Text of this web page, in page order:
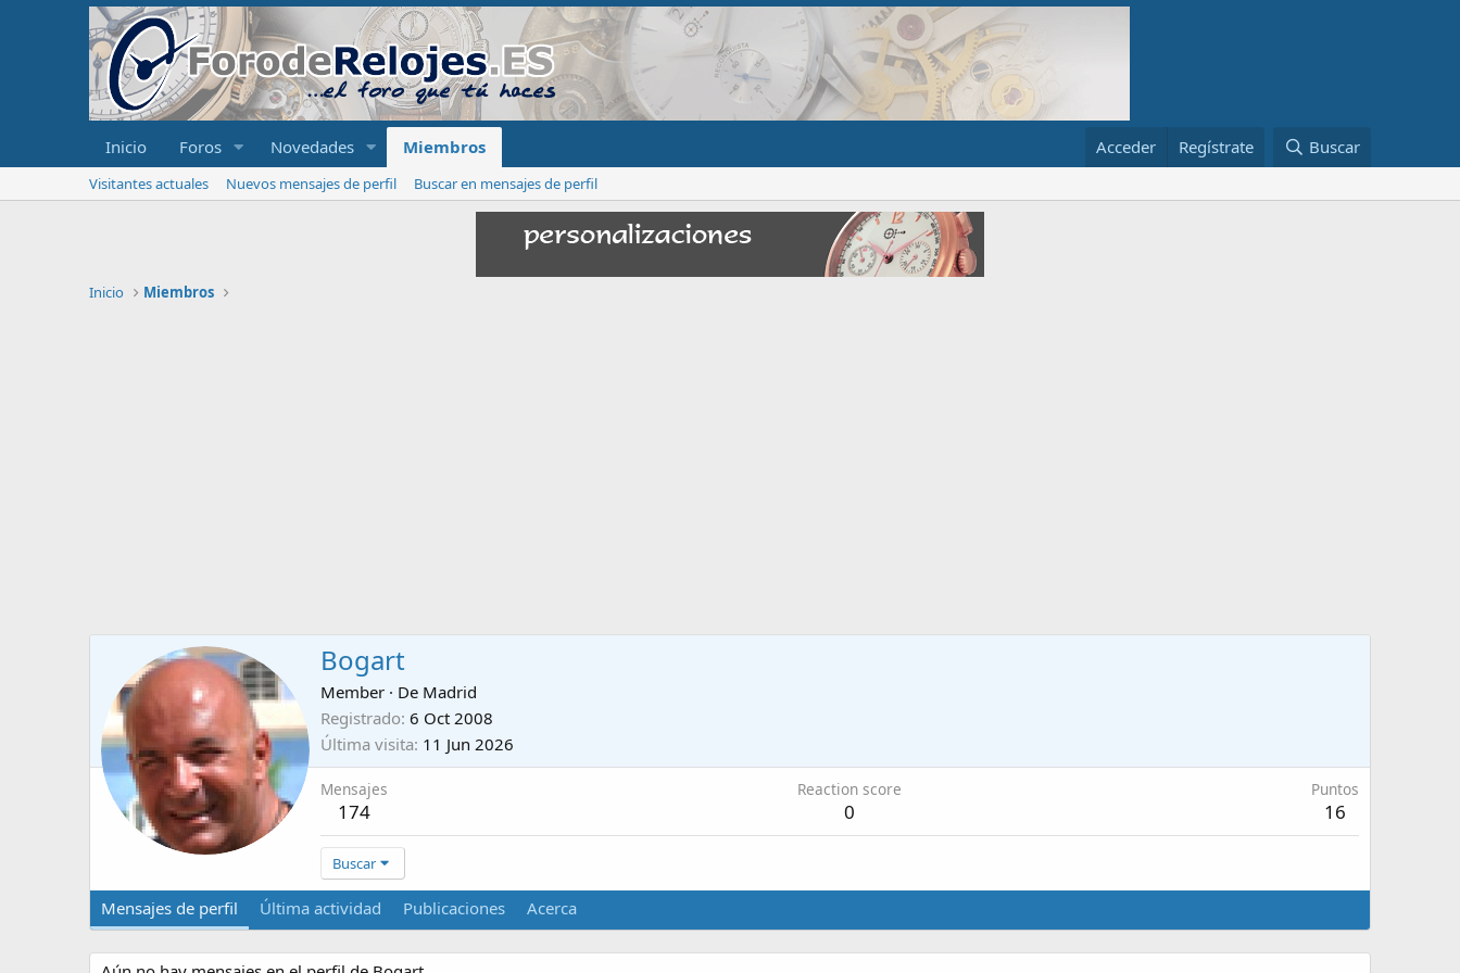
Inicio Foros Novedades Miembros Acceder Regístrate Buscar
Visitantes actuales Nuevos mensajes de perfil Buscar en mensajes de perfil
Inicio Miembros
Bogart
Member · De Madrid
Registrado 6 Oct 2008
Última visita 11 Jun 2026
Mensajes
174
Reaction score
0
Puntos
16
Buscar
Mensajes de perfil Última actividad Publicaciones Acerca